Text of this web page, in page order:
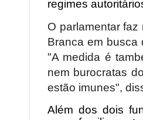
regimes
O parlamentar
Branca em busca
"A medida é
nem burocratas
estão imunes",
Além dos dois